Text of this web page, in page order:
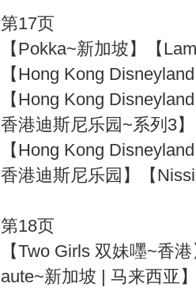
第17页
【Pokka~新加坡】【
【Hong Kong
【Hong Kong
香港迪斯尼乐园~系列3】
【Hong Kong
香港迪斯尼乐园】【
第18页
【Two Girls 双妹嚜~香
aute~新加坡 | 马来西亚